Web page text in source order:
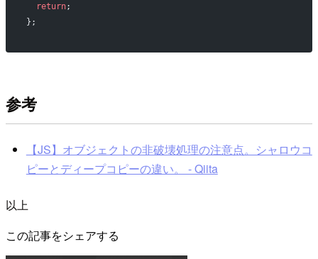
  return
;
};
参考
【JS】オブジェクトの非破壊処理の注意点。シャロウコ
ピーとディープコピーの違い。 - Qiita
以上
この記事をシェアする